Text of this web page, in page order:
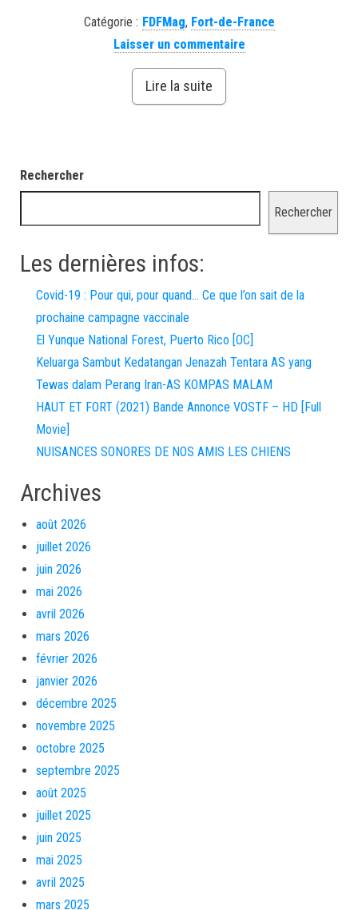
Catégorie : FDFMag, Fort-de-France
Laisser un commentaire
Lire la suite
Rechercher
Rechercher
Les dernières infos:
Covid-19 : Pour qui, pour quand… Ce que l’on sait de la
prochaine campagne vaccinale
El Yunque National Forest, Puerto Rico [OC]
Keluarga Sambut Kedatangan Jenazah Tentara AS yang
Tewas dalam Perang Iran-AS KOMPAS MALAM
HAUT ET FORT (2021) Bande Annonce VOSTF – HD [Full
Movie]
NUISANCES SONORES DE NOS AMIS LES CHIENS
Archives
août 2026
juillet 2026
juin 2026
mai 2026
avril 2026
mars 2026
février 2026
janvier 2026
décembre 2025
novembre 2025
octobre 2025
septembre 2025
août 2025
juillet 2025
juin 2025
mai 2025
avril 2025
mars 2025